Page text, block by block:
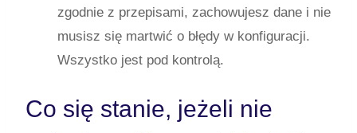
zgodnie z przepisami, zachowujesz dane i nie
musisz się martwić o błędy w konfiguracji.
Wszystko jest pod kontrolą.
Co się stanie, jeżeli nie